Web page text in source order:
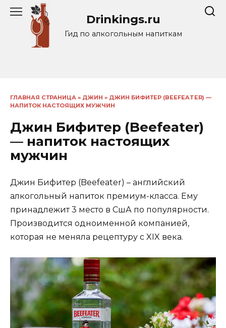
Перейти
содержанию
Drinkings.ru
Гид по алкогольным напиткам
ГЛАВНАЯ СТРАНИЦА » ДЖИН » ДЖИН БИФИТЕР (BEEFEATER) —
НАПИТОК НАСТОЯЩИХ МУЖЧИН
Джин Бифитер (Beefeater)
— напиток настоящих
мужчин
Джин Бифитер (Beefeater) – английский
алкогольный напиток премиум-класса. Ему
принадлежит 3 место в СшА по популярности.
Производится одноименной компанией,
которая не меняла рецептуру с XIX века.